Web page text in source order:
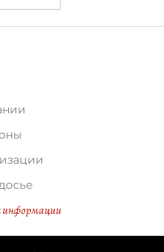
информации